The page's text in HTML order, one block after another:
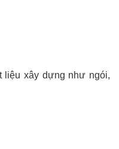
liệu xây dựng như ngói,